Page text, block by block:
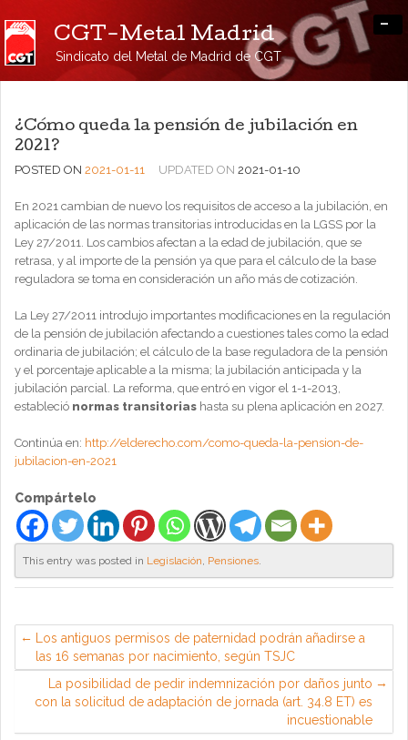
CGT-Metal Madrid
Sindicato del Metal de Madrid de CGT
-
¿Cómo queda la pensión de jubilación en
2021?
POSTED ON 2021-01-11 UPDATED ON 2021-01-10
En 2021 cambian de nuevo los requisitos de acceso a la jubilación, en
aplicación de las normas transitorias introducidas en la LGSS por la
Ley 27/2011. Los cambios afectan a la edad de jubilación, que se
retrasa, y al importe de la pensión ya que​ para el cálculo de la base
reguladora se toma en consideración un año más de cotización.
La Ley 27/2011 introdujo importantes modificaciones en la regulación
de la pensión de jubilación afectando a cuestiones tales como la edad
ordinaria de jubilación; el cálculo de la base reguladora de la pensión
y el porcentaje aplicable a la misma; la jubilación anticipada y la
jubilación parcial. La reforma, que entró en vigor el 1-1-2013,
estableció normas transitorias hasta su plena aplicación en 2027.
Continúa en: http://elderecho.com/como-queda-la-pension-de-
jubilacion-en-2021
Compártelo
This entry was posted in Legislación, Pensiones.
Los antiguos permisos de paternidad podrán añadirse a
las 16 semanas por nacimiento, según TSJC
La posibilidad de pedir indemnización por daños junto
con la solicitud de adaptación de jornada (art. 34.8 ET) es
incuestionable